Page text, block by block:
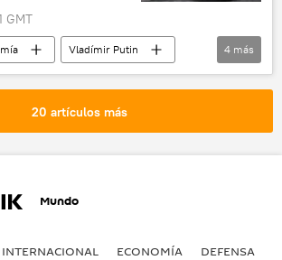
GMT
Vladímir Putin
y finanzas
PIB
4 más
20 artículos más
Mundo
INTERNACIONAL ECONOMÍA DEFENSA